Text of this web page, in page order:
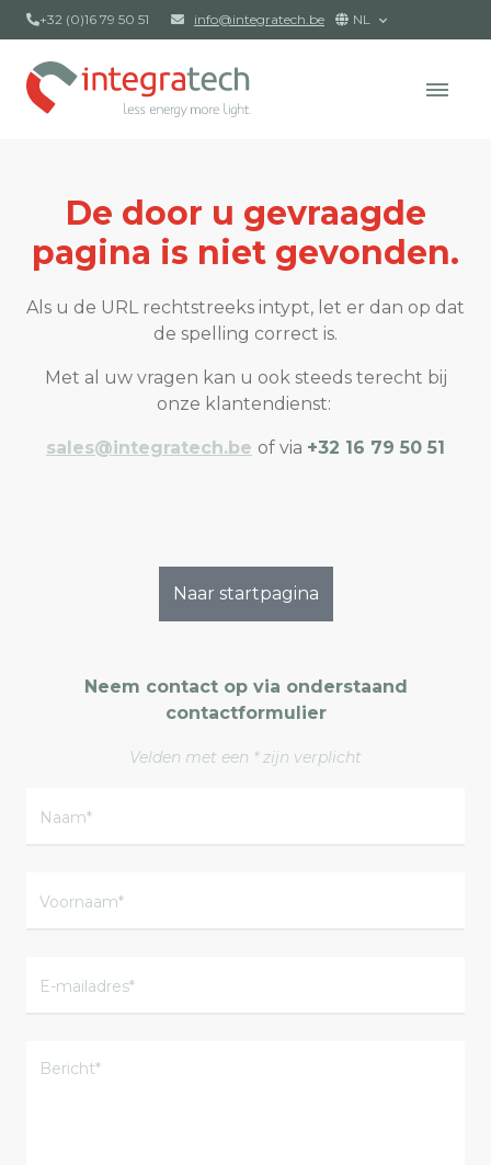
+32 (0)16 79 50 51 info@integratech.be NL
De door u gevraagde
pagina is niet gevonden.
Als u de URL rechtstreeks intypt, let er dan op dat
de spelling correct is.
Met al uw vragen kan u ook steeds terecht bij
onze klantendienst:
sales@integratech.be of via +32 16 79 50 51
Naar startpagina
Neem contact op via onderstaand
contactformulier
Velden met een * zijn verplicht